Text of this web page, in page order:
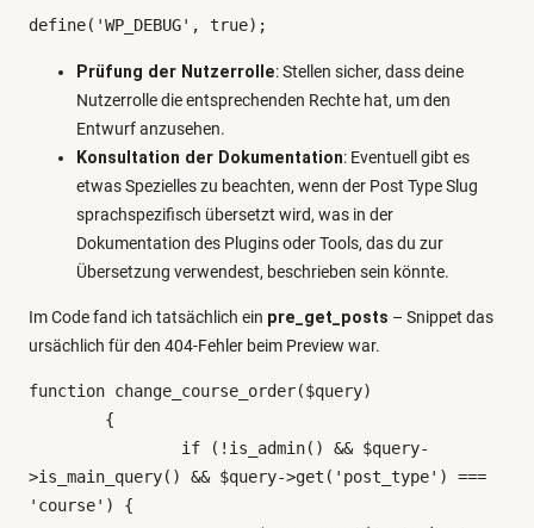
define('WP_DEBUG', true);
Prüfung der Nutzerrolle: Stellen sicher, dass deine
Nutzerrolle die entsprechenden Rechte hat, um den
Entwurf anzusehen.
Konsultation der Dokumentation: Eventuell gibt es
etwas Spezielles zu beachten, wenn der Post Type Slug
sprachspezifisch übersetzt wird, was in der
Dokumentation des Plugins oder Tools, das du zur
Übersetzung verwendest, beschrieben sein könnte.
Im Code fand ich tatsächlich ein pre_get_posts – Snippet das
ursächlich für den 404-Fehler beim Preview war.
function change_course_order($query)
>is_main_query() && $query->get('post_type') ===
'course') {